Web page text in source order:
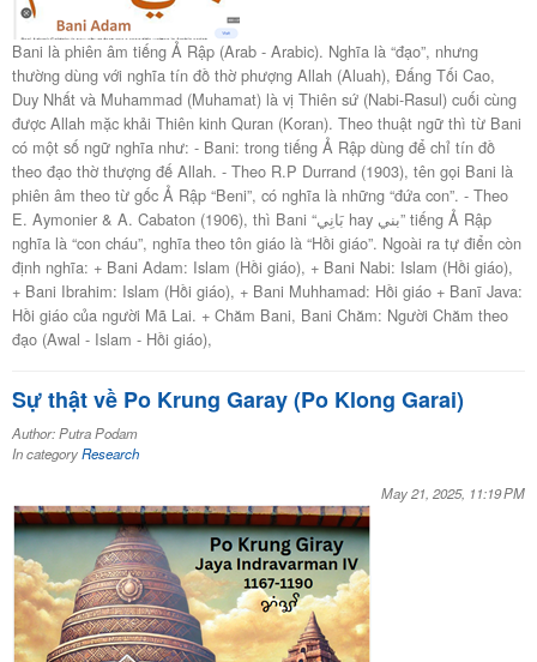
Bani là phiên âm tiếng Ả Rập (Arab - Arabic). Nghĩa là “đạo”, nhưng
thường dùng với nghĩa tín đồ thờ phượng Allah (Aluah), Đấng Tối Cao,
Duy Nhất và Muhammad (Muhamat) là vị Thiên sứ (Nabi-Rasul) cuối cùng
được Allah mặc khải Thiên kinh Quran (Koran). Theo thuật ngữ thì từ Bani
có một số ngữ nghĩa như: - Bani: trong tiếng Ả Rập dùng để chỉ tín đồ
theo đạo thờ thượng đế Allah. - Theo R.P Durrand (1903), tên gọi Bani là
phiên âm theo từ gốc Ả Rập “Beni”, có nghĩa là những “đứa con”. - Theo
E. Aymonier & A. Cabaton (1906), thì Bani “بَانِي hay بني” tiếng Ả Rập
nghĩa là “con cháu”, nghĩa theo tôn giáo là “Hồi giáo”. Ngoài ra tự điển còn
định nghĩa: + Bani Adam: Islam (Hồi giáo), + Bani Nabi: Islam (Hồi giáo),
+ Bani Ibrahim: Islam (Hồi giáo), + Bani Muhhamad: Hồi giáo + Banī Java:
Hồi giáo của người Mã Lai. + Chăm Bani, Bani Chăm: Người Chăm theo
đạo (Awal - Islam - Hồi giáo),
Sự thật về Po Krung Garay (Po Klong Garai)
Author: Putra Podam
In categoryResearch
May 21, 2025, 11:19 PM